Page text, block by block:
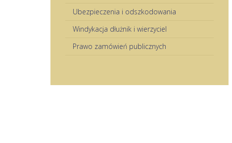
Ubezpieczenia i odszkodowania
Windykacja dłużnik i wierzyciel
Prawo zamówień publicznych